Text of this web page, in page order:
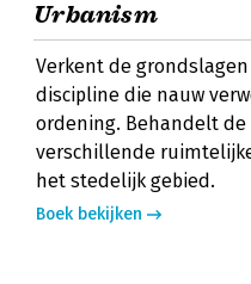
Urbanism
Verkent de
discipline die nauw
ordening. Behandelt
verschillende
het stedelijk gebied.
Boek bekijken